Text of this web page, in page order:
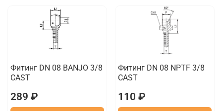
Фитинг DN 08 BANJO 3/8
CAST
289 ₽
Фитинг DN 08 NPTF 3/8
CAST
110 ₽